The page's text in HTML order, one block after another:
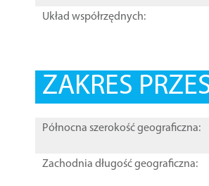
Układ współrzędnych:
ZAKRES
Północna szerokość geograficzna:
Zachodnia długość geograficzna: